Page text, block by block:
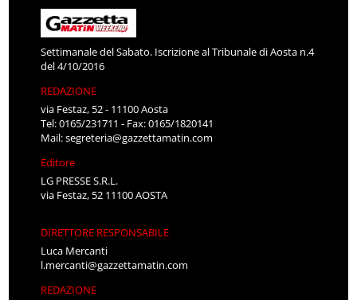
Settimanale del Sabato. Iscrizione al Tribunale di Aosta n.4
del 4/10/2016
REDAZIONE
via Festaz, 52 - 11100 Aosta
Tel: 0165/231711 - Fax: 0165/1820141
Mail:segreteria@gazzettamatin.com
Editore
LG PRESSE S.R.L.
via Festaz, 52 11100 AOSTA
DIRETTORE RESPONSABILE
Luca Mercanti
l.mercanti@gazzettamatin.com
REDAZIONE